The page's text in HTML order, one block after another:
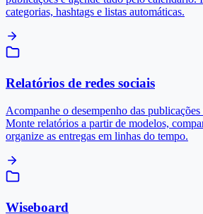
categorias, hashtags e listas automáticas.
Relatórios de redes sociais
Acompanhe o desempenho das
Monte relatórios a partir de modelos,
organize as entregas em linhas do tempo.
Wiseboard